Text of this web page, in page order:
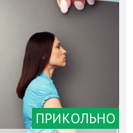
ПРИКОЛЬНО